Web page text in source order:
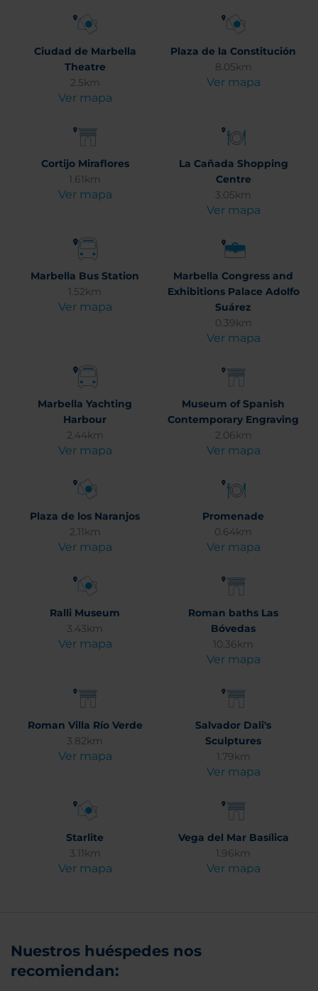
Ciudad de Marbella
Theatre
2.5km
Ver mapa
Plaza de la Constitución
8.05km
Ver mapa
Cortijo Miraflores
1.61km
Ver mapa
La Cañada Shopping
Centre
3.05km
Ver mapa
Marbella Bus Station
1.52km
Ver mapa
Marbella Congress and
Exhibitions Palace Adolfo
Suárez
0.39km
Ver mapa
Marbella Yachting
Harbour
2.44km
Ver mapa
Museum of Spanish
Contemporary Engraving
2.06km
Ver mapa
Plaza de los Naranjos
2.11km
Ver mapa
Promenade
0.64km
Ver mapa
Ralli Museum
3.43km
Ver mapa
Roman baths Las
Bóvedas
10.36km
Ver mapa
Roman Villa Río Verde
3.82km
Ver mapa
Salvador Dali's
Sculptures
1.79km
Ver mapa
Starlite
3.11km
Ver mapa
Vega del Mar Basílica
1.96km
Ver mapa
Nuestros huéspedes nos
recomiendan: